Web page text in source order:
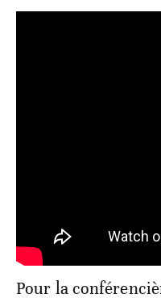
Pour la